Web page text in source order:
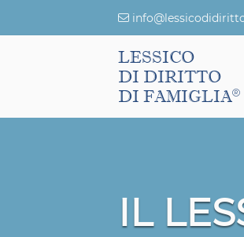
LESSICO
DI DIRITTO
DI FAMIGLIA
DI DIRITTO DI FAMIGLIA
IL